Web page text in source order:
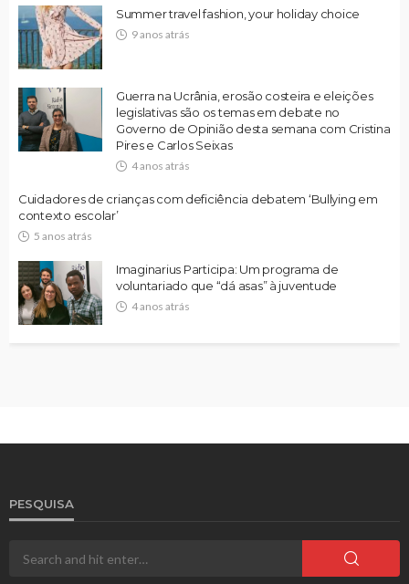
Summer travel fashion, your holiday choice
9 anos atrás
Guerra na Ucrânia, erosão costeira e eleições
legislativas são os temas em debate no
Governo de Opinião desta semana com Cristina
Pires e Carlos Seixas
4 anos atrás
Cuidadores de crianças com deficiência debatem ‘Bullying em
contexto escolar’
5 anos atrás
Imaginarius Participa: Um programa de
voluntariado que “dá asas” à juventude
4 anos atrás
PESQUISA